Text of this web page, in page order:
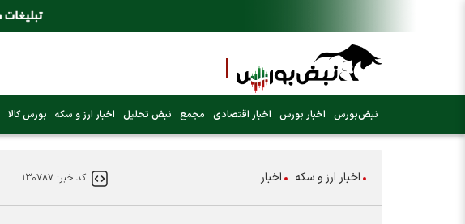
نبض‌بورس اخبار بورس اخبار اقتصادی مجمع نبض تحلیل اخبار ارز و سکه بورس کالا
اخبار ارز و سکه اخبار کد خبر: ۱۳۰۷۸۷